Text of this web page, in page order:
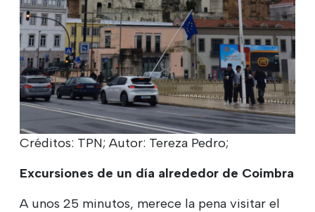
Créditos: TPN; Autor: Tereza Pedro;
Excursiones de un día alrededor de Coimbra
A unos 25 minutos, merece la pena visitar el